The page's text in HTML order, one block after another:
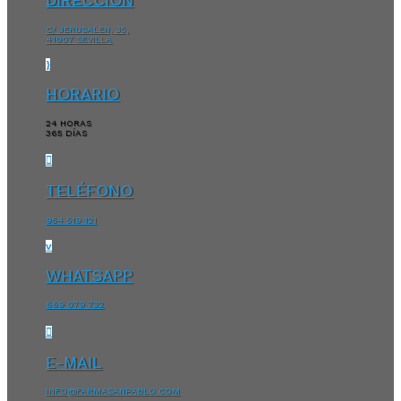
C/ JERUSALEN, 35,
41007 SEVILLA
}
HORARIO
24 HORAS
365 DÍAS

TELÉFONO
954 519 121
v
WHATSAPP
669 079 732

E-MAIL
INFO@FARMASANPABLO.COM